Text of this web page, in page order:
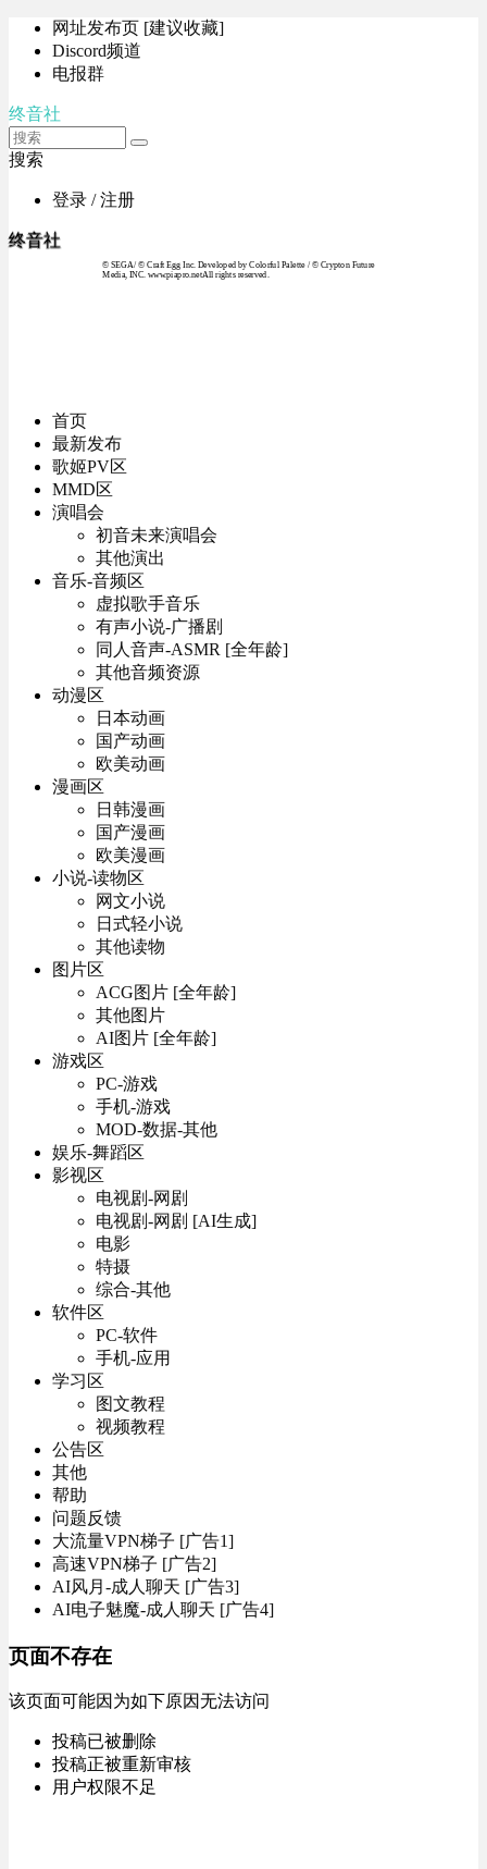
网址发布页 [建议收藏]
Discord频道
电报群
终音社
搜索
登录 / 注册
终音社
© SEGA / © Craft Egg Inc. Developed by Colorful Palette / © Crypton Future
Media, INC. www.piapro.netAll rights reserved.
首页
最新发布
歌姬PV区
MMD区
演唱会
初音未来演唱会
其他演出
音乐-音频区
虚拟歌手音乐
有声小说-广播剧
同人音声-ASMR [全年龄]
其他音频资源
动漫区
日本动画
国产动画
欧美动画
漫画区
日韩漫画
国产漫画
欧美漫画
小说-读物区
网文小说
日式轻小说
其他读物
图片区
ACG图片 [全年龄]
其他图片
AI图片 [全年龄]
游戏区
PC-游戏
手机-游戏
MOD-数据-其他
娱乐-舞蹈区
影视区
电视剧-网剧
电视剧-网剧 [AI生成]
电影
特摄
综合-其他
软件区
PC-软件
手机-应用
学习区
图文教程
视频教程
公告区
其他
帮助
问题反馈
大流量VPN梯子 [广告1]
高速VPN梯子 [广告2]
AI风月-成人聊天 [广告3]
AI电子魅魔-成人聊天 [广告4]
页面不存在
该页面可能因为如下原因无法访问
投稿已被删除
投稿正被重新审核
用户权限不足